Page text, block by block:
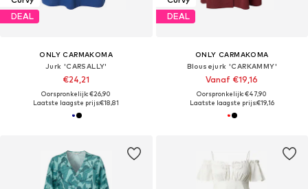
DEAL
ONLY CARMAKOMA
Jurk 'CARSALLY'
€24,21
Oorspronkelijk: €26,90
Laatste laagste prijs:€18,81
DEAL
ONLY CARMAKOMA
Blousejurk 'CARKAMMY'
Vanaf €19,16
Oorspronkelijk: €47,90
Laatste laagste prijs:€19,16